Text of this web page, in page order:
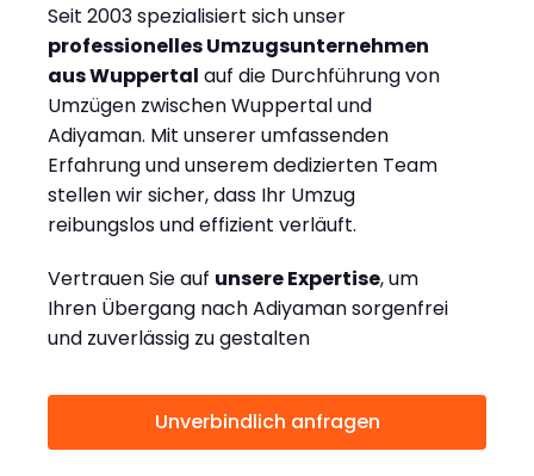
Seit 2003 spezialisiert sich unser
professionelles Umzugsunternehmen
aus Wuppertal auf die Durchführung von
Umzügen zwischen Wuppertal und
Adiyaman. Mit unserer umfassenden
Erfahrung und unserem dedizierten Team
stellen wir sicher, dass Ihr Umzug
reibungslos und effizient verläuft.
Vertrauen Sie auf unsere Expertise, um
Ihren Übergang nach Adiyaman sorgenfrei
und zuverlässig zu gestalten
Unverbindlich anfragen